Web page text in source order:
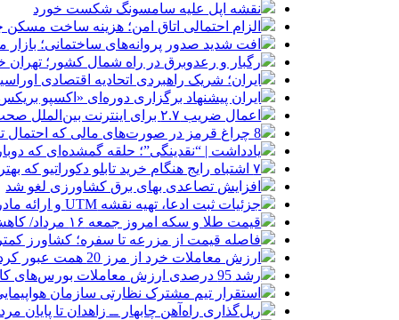
نقشه اپل علیه سامسونگ شکست خورد
الزام احتمالی اتاق امن؛ هزینه ساخت مسکن
افت شدید صدور پروانه‌های ساختمانی؛
رگبار و رعدوبرق در راه شمال کشور؛
ایران؛ شریک راهبردی اتحادیه اقتصادی
ایران پیشنهاد برگزاری دوره‌ای «اکسپو
اعمال ضریب ۲.۷ برای اینترنت بین‌الملل صحت دارد؟ / واکنش سازمان تنظیم مقررات
8 چراغ قرمز در صورت‌های مالی که احتمال تقلب را آشکار می‌کند
یادداشت | “نقدینگی”؛ حلقه گمشده‌ای که
۷ اشتباه رایج هنگام خرید تابلو دکوراتیو که بهتر است مرتکب نشوید
افزایش تصاعدی بهای برق کشاورزی لغو شد
جزئیات ثبت ادعا، تهیه نقشه UTM و ارائه مادر سند اعلام شد
قیمت طلا و سکه امروز جمعه ۱۶ مرداد/ کاهش قیمت ها+ جدول و جزییات
فاصله قیمت از مزرعه تا سفره؛ کشاورز
ارزش معاملات خرد از مرز 20 همت عبور کرد
رشد 95 درصدی ارزش معاملات بورس‌های کالایی
استقرار تیم مشترک نظارتی سازمان
ریل‌گذاری راه‌آهن چابهار ــ زاهدان تا پایان